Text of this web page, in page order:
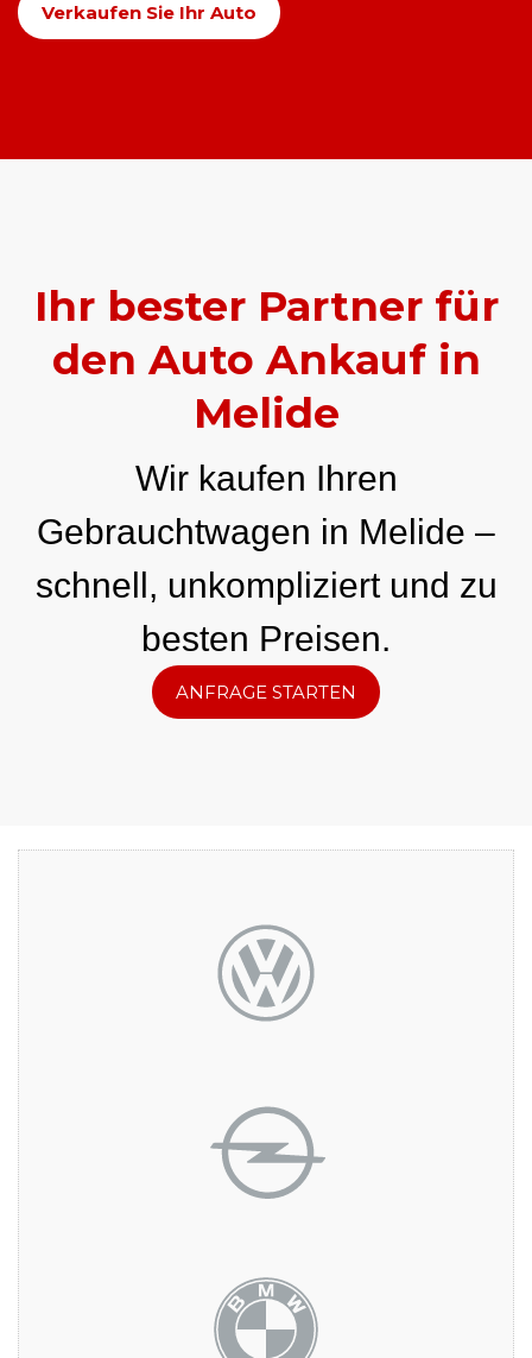
Verkaufen Sie Ihr Auto
Ihr bester Partner für
den Auto Ankauf in
Melide
Wir kaufen Ihren
Gebrauchtwagen in Melide –
schnell, unkompliziert und zu
besten Preisen.
ANFRAGE STARTEN